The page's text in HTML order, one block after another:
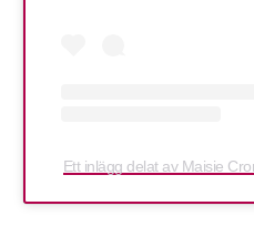
Ett inlägg delat av Maisie